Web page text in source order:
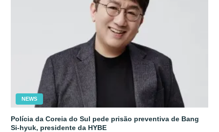
NEWS
Polícia da Coreia do Sul pede prisão preventiva de Bang
Si-hyuk, presidente da HYBE